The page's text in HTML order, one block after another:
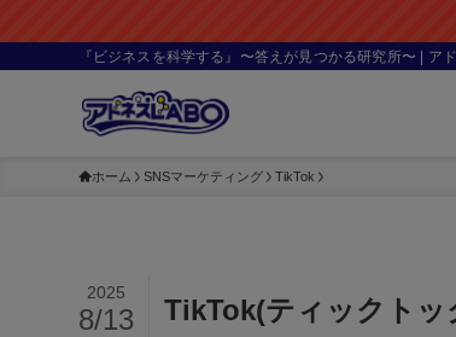
『ビジネスを科学する』〜答えが見つかる研究所〜 | ア
ホーム SNSマーケティング TikTok
TikTok(ティックトッ
2025
8/13